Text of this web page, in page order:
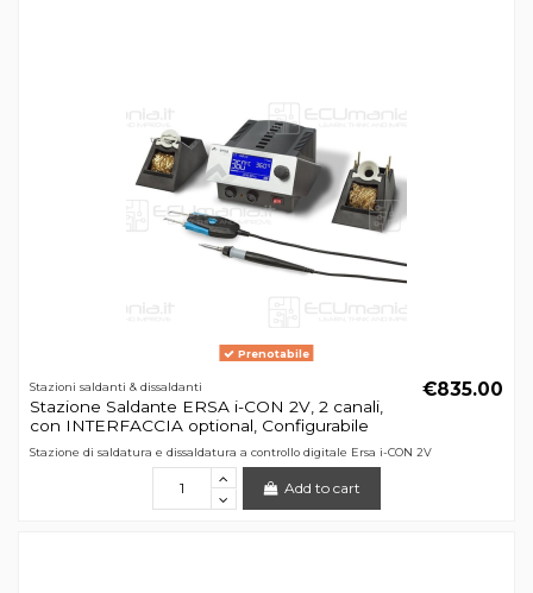
Prenotabile
Stazioni saldanti & dissaldanti
Stazione Saldante ERSA i-CON 2V, 2 canali,
con INTERFACCIA optional, Configurabile
€835.00
Stazione di saldatura e dissaldatura a controllo digitale Ersa i-CON 2V
Add to cart